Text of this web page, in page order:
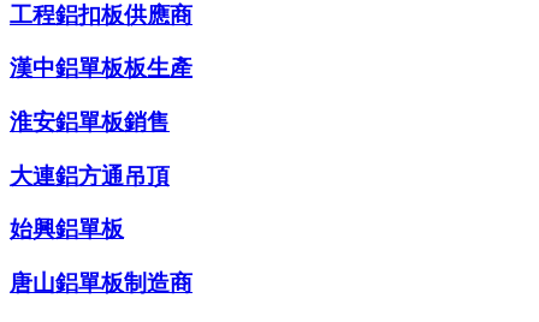
工程鋁扣板供應商
漢中鋁單板板生產
淮安鋁單板銷售
大連鋁方通吊頂
始興鋁單板
唐山鋁單板制造商